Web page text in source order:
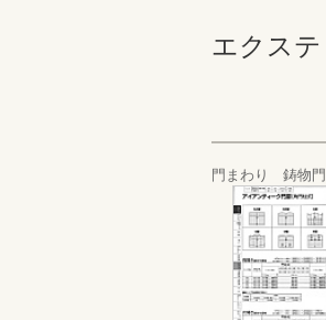
エクステ
門まわり 鋳物門